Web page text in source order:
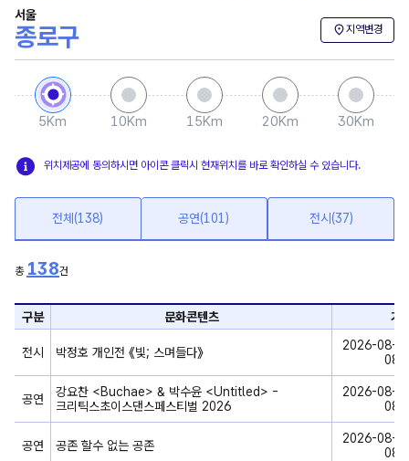
서울
종로구 location_on지역변경
5Km 10Km 15Km 20Km 30Km
위치제공에 동의하시면 아이콘 클릭시 현재위치를 바로 확인하실 수 있습니다.
바
로
가
전체(138) 공연(101) 전시(37)
총 138건
화
안
내
구분 문화콘텐츠 기
전시 박정호 개인전 《빛; 스며들다》
2026-08-
08-
공연
강요찬 <Buchae> & 박수윤 <Untitled> -
크리틱스초이스댄스페스티벌 2026
2026-08-
08-
공연 공존 할수 없는 공존
2026-08-
08-